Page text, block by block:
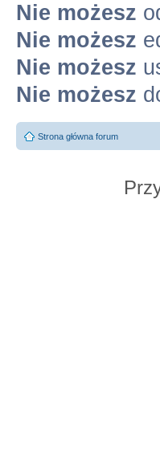
Nie możesz
Nie możesz
Nie możesz
Nie możesz
Strona główna forum